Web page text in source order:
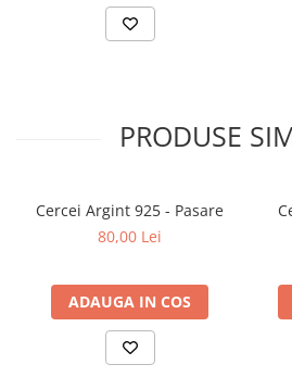
PRODUSE
Cercei Argint 925 - Pasare
80,00 Lei
ADAUGA IN COS